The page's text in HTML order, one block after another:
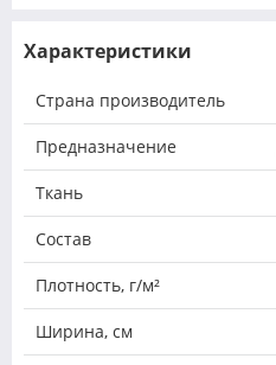
Характеристики
Страна производитель
Предназначение
Ткань
Состав
Плотность, г/м²
Ширина, см